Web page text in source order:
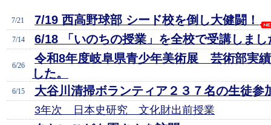
7/21 7/19 西高野球部 シード校を倒し大健闘！
7/14 6/18 「いのちの授業」を全校で受講しまし
6/26
令和8年度岐阜県青少年美術展 芸術部実
した。
6/15 大谷川清掃ボランティア２３７名の生徒参
3年次 日本史研究 文化財出前授業